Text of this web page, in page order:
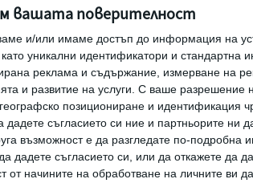
вашата поверителност
и/или имаме достъп до информация на
уникални идентификатори и стандартна
реклама и съдържание, измерване на
и развитие на услуги. С ваше разрешение
позициониране и идентификация
дадете съгласието си ние и партньорите ни
възможност е да разгледате по-подробна
дадете съгласието си, или да откажете да
от начините на обработване на личните ви
да напишете коментар